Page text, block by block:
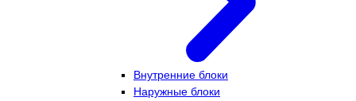
Внутренние блоки
Наружные блоки